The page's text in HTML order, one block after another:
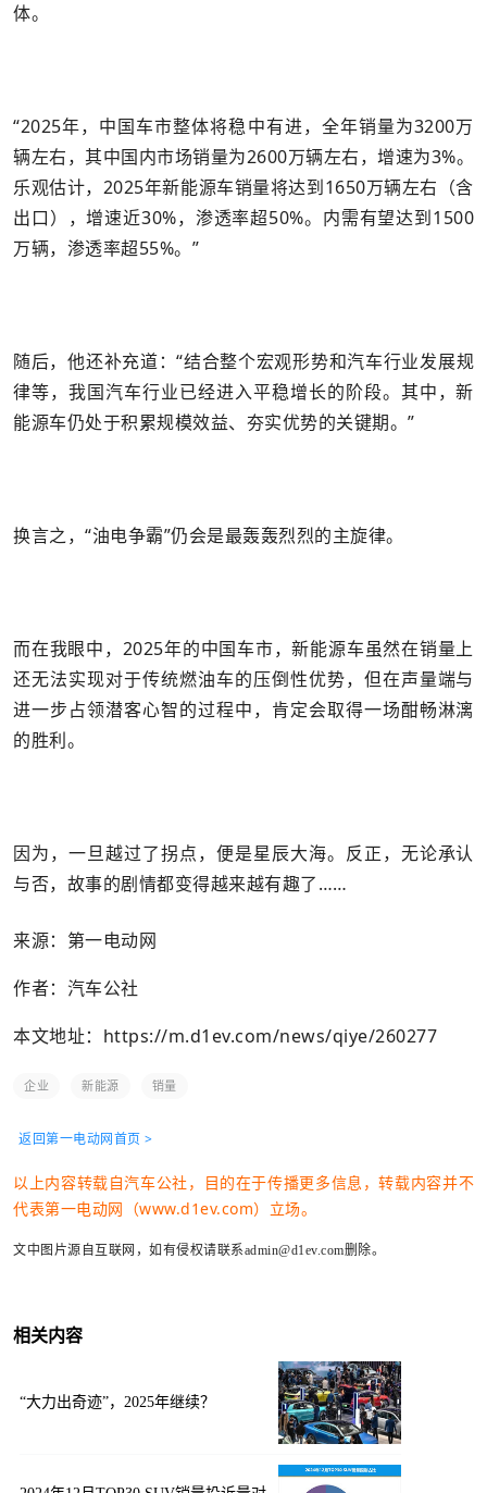
体。
“2025年，中国车市整体将稳中有进，全年销量为3200万
辆左右，其中国内市场销量为2600万辆左右，增速为3%。
乐观估计，2025年新能源车销量将达到1650万辆左右（含
出口），增速近30%，渗透率超50%。内需有望达到1500
万辆，渗透率超55%。”
随后，他还补充道：“结合整个宏观形势和汽车行业发展规
律等，我国汽车行业已经进入平稳增长的阶段。其中，新
能源车仍处于积累规模效益、夯实优势的关键期。”
换言之，“油电争霸”仍会是最轰轰烈烈的主旋律。
而在我眼中，2025年的中国车市，新能源车虽然在销量上
还无法实现对于传统燃油车的压倒性优势，但在声量端与
进一步占领潜客心智的过程中，肯定会取得一场酣畅淋漓
的胜利。
因为，一旦越过了拐点，便是星辰大海。反正，无论承认
与否，故事的剧情都变得越来越有趣了……
来源：第一电动网
作者：汽车公社
本文地址： https://m.d1ev.com/news/qiye/260277
企业 新能源 销量
返回第一电动网首页 >
以上内容转载自汽车公社，目的在于传播更多信息，转载内容并不
代表第一电动网（www.d1ev.com）立场。
文中图片源自互联网，如有侵权请联系admin@d1ev.com删除。
相关内容
“大力出奇迹”，2025年继续？